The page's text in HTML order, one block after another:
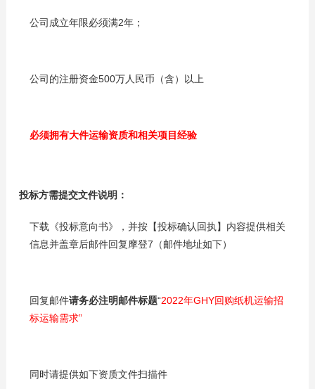
公司成立年限必须满2年；
公司的注册资金500万人民币（含）以上
必须拥有大件运输资质和相关项目经验
投标方需提交文件说明：
下载《投标意向书》，并按【投标确认回执】内容提供相关
信息并盖章后邮件回复摩登7（邮件地址如下）
回复邮件请务必注明邮件标题“2022年GHY回购纸机运输招
标运输需求”
同时请提供如下资质文件扫描件